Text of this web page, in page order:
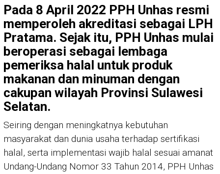
Pada 8 April 2022 PPH Unhas resmi
memperoleh akreditasi sebagai LPH
Pratama. Sejak itu, PPH Unhas mulai
beroperasi sebagai lembaga
pemeriksa halal untuk produk
makanan dan minuman dengan
cakupan wilayah Provinsi Sulawesi
Selatan.
Seiring dengan meningkatnya kebutuhan
masyarakat dan dunia usaha terhadap sertifikasi
halal, serta implementasi wajib halal sesuai amanat
Undang-Undang Nomor 33 Tahun 2014, PPH Unhas